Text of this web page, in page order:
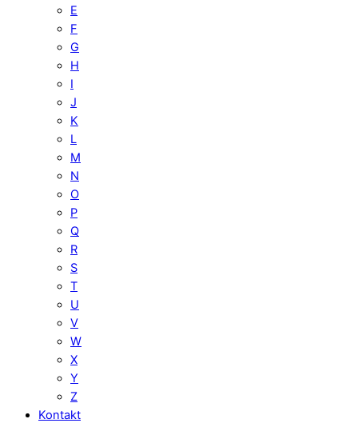
E
F
G
H
I
J
K
L
M
N
O
P
Q
R
S
T
U
V
W
X
Y
Z
Kontakt